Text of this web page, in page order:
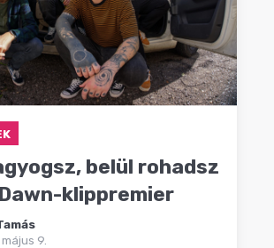
belül rohadsz
klippremier
9.